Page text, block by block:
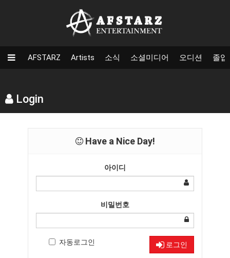
AFSTARZ Artists 소식 소셜미디어 오디션 졸업
Login
Have a Nice Day!
아이디
비밀번호
자동로그인 로그인